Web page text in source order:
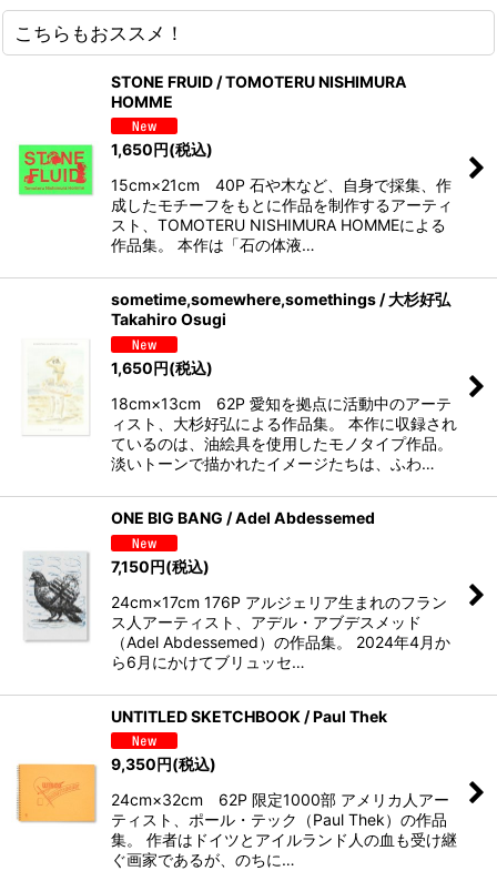
こちらもおススメ！
STONE FRUID / TOMOTERU NISHIMURA
HOMME
1,650円(税込)
15cm×21cm 40P 石や木など、自身で採集、作
成したモチーフをもとに作品を制作するアーティ
スト、TOMOTERU NISHIMURA HOMMEによる
作品集。 本作は「石の体液…
sometime,somewhere,somethings / 大杉好弘
Takahiro Osugi
1,650円(税込)
18cm×13cm 62P 愛知を拠点に活動中のアーテ
ィスト、大杉好弘による作品集。 本作に収録され
ているのは、油絵具を使用したモノタイプ作品。
淡いトーンで描かれたイメージたちは、ふわ…
ONE BIG BANG / Adel Abdessemed
7,150円(税込)
24cm×17cm 176P アルジェリア生まれのフラン
ス人アーティスト、アデル・アブデスメッド
（Adel Abdessemed）の作品集。 2024年4月か
ら6月にかけてブリュッセ…
UNTITLED SKETCHBOOK / Paul Thek
9,350円(税込)
24cm×32cm 62P 限定1000部 アメリカ人アー
ティスト、ポール・テック（Paul Thek）の作品
集。 作者はドイツとアイルランド人の血も受け継
ぐ画家であるが、のちに…